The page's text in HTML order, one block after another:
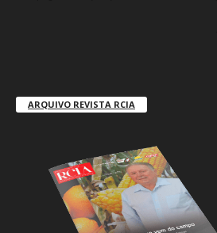
ARQUIVO REVISTA RCIA